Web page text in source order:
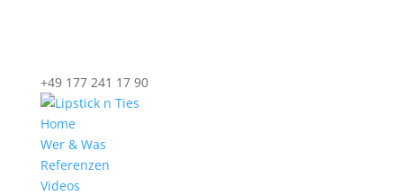
+49 177 241 17 90
Home
Wer & Was
Referenzen
Videos